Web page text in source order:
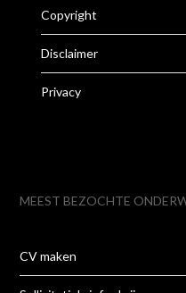
Copyright
Disclaimer
Privacy
MEEST BEZOCHTE
CV maken